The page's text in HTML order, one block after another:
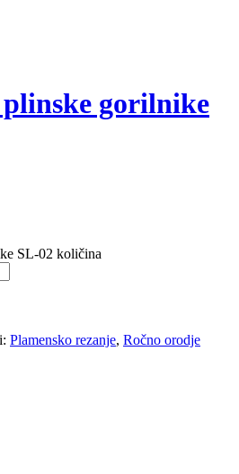
gorilnike
SL-02 količina
Plamensko rezanje, Ročno orodje